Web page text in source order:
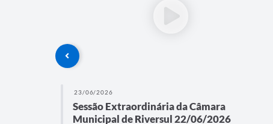
23/06/2026
Sessão Extraordinária da Câmara
Municipal de Riversul 22/06/2026